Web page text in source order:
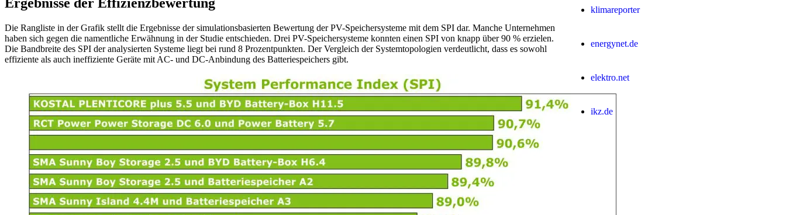
Die Rangliste in der Grafik stellt die Ergebnisse der simulationsbasierten Bewertung der PV-Speichersysteme mit dem SPI dar. Manche Unternehmen
haben sich gegen die namentliche Erwähnung in der Studie entschieden. Drei PV-Speichersysteme konnten einen SPI von knapp über 90 % erzielen.
Die Bandbreite des SPI der analysierten Systeme liegt bei rund 8 Prozentpunkten. Der Vergleich der Systemtopologien verdeutlicht, dass es sowohl
effiziente als auch ineffiziente Geräte mit AC- und DC-Anbindung des Batteriespeichers gibt.
klimareporter
energynet.de
elektro.net
ikz.de